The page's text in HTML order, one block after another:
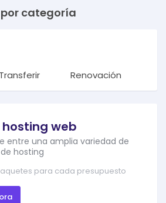
categoría
Transferir Renovación
web
entre una amplia variedad de
hosting
para cada presupuesto